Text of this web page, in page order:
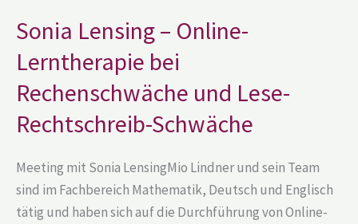
Sonia Lensing – Online-
Lerntherapie bei
Rechenschwäche und Lese-
Rechtschreib-Schwäche
Meeting mit Sonia LensingMio Lindner und sein Team
sind im Fachbereich Mathematik, Deutsch und Englisch
tätig und haben sich auf die Durchführung von Online-
bei
Rechenschwäche
Lese-
Schwäche